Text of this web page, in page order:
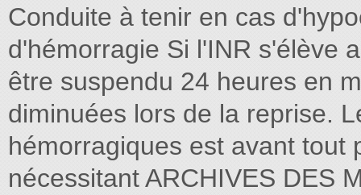
Conduite à tenir en cas
d'hémorragie Si l'INR s'élève
être suspendu 24 heures en
diminuées lors de la reprise.
hémorragiques est avant tout
nécessitant ARCHIVES DES